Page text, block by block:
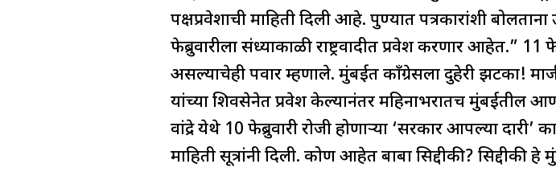
o
o
k
p
p
n s m
पक्षप्रवेशाची माहिती दिली आहे. पुण्यात पत्रकारांशी
फेब्रुवारीला संध्याकाळी राष्ट्रवादीत प्रवेश करणार आहेत.” 11
असल्याचेही पवार म्हणाले. मुंबईत काँग्रेसला दुहेरी झटका!
यांच्या शिवसेनेत प्रवेश केल्यानंतर महिनाभरातच मुंबईतील
वांद्रे येथे 10 फेब्रुवारी रोजी होणाऱ्या ‘सरकार आपल्या दारी’
माहिती सूत्रांनी दिली. कोण आहेत बाबा सिद्दीकी? सिद्दीकी
करणार
बाबा
सिद्दीकी